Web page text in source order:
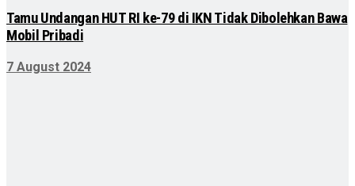
Tamu Undangan HUT RI ke-79 di IKN Tidak Dibolehkan Bawa
Mobil Pribadi
7 August 2024